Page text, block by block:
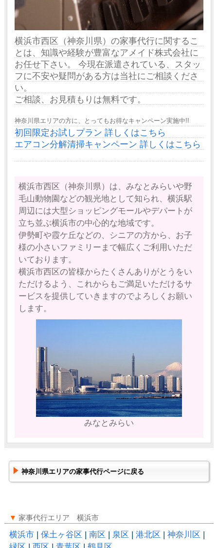
横浜市西区（神奈川県）の家事代行に関するこ
とは、知識や経験が豊富なアメイド株式会社に
お任せ下さい。 今現在派遣されている、スタッ
フに不安や疑問がある方は当社にご相談くださ
い。
ご相談、お見積もりは無料です。
神奈川県エリアの方に、とってもお得なキャンペーン実施中!!
初回限定お試しプラン 詳しくはこちら
エアコン分解清掃キャンペーン 詳しくはこちら
横浜市西区（神奈川県）は、みなとみらいや野
毛山動物園などの観光地として知られ、横浜駅
周辺には大型ショッピングモールやデパートが
立ち並ぶ横浜市の中心的な地域です。
伊勢町や霞ケ丘などの、シニアの方から、お子
様の小さいファミリーまで幅広くご利用いただ
いております。
横浜市西区の皆様からたくさんありがとうをい
ただけるよう、これからもご満足いただけるサ
ービスを提供していきますのでよろしくお願い
します。
みなとみらい
神奈川県エリアの家事代行ページに戻る
▼ 家事代行エリア 横浜市
横浜市| 保土ヶ谷区 | 南区 | 泉区 | 港北区 | 神奈川区 |